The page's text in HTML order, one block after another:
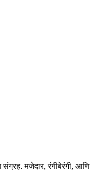
संग्रह. मजेदार, रंगीबेरंगी, आणि